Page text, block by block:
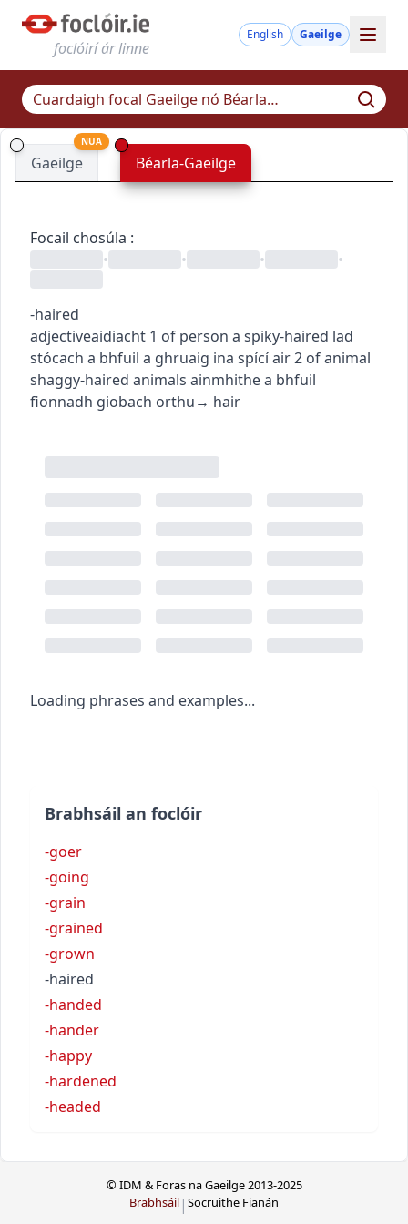
foclóirí ár linne
English Gaeilge
Gaeilge
NUA
Béarla-Gaeilge
Focail chosúla :
•
• • •
-haired
adjectiveaidiacht 1 of person a spiky-haired lad
stócach a bhfuil a ghruaig ina spící air2 of animal
shaggy-haired animals ainmhithe a bhfuil
fionnadh giobach orthu→ hair
Loading phrases and examples...
Brabhsáil an foclóir
-goer
-going
-grain
-grained
-grown
-haired
-handed
-hander
-happy
-hardened
-headed
© IDM & Foras na Gaeilge 2013-2025
Brabhsáil | Socruithe Fianán